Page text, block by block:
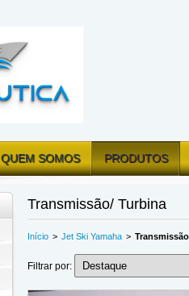
QUEM SOMOS PRODUTOS
Transmissão/ Turbina
Início > Jet Ski Yamaha >
Filtrar por: